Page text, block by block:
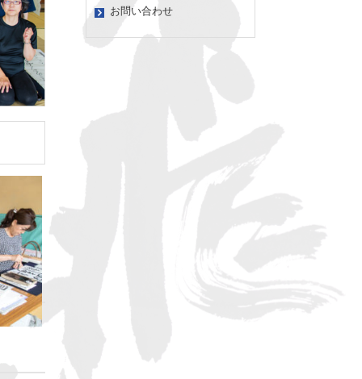
お問い合わせ